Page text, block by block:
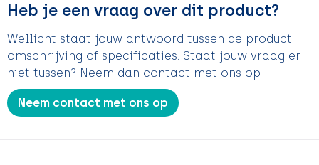
Heb je een vraag over dit product?
Wellicht staat jouw antwoord tussen de product
omschrijving of specificaties. Staat jouw vraag er
niet tussen? Neem dan contact met ons op
Neem contact met ons op